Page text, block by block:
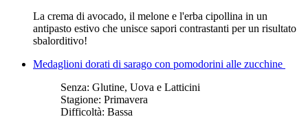
La crema di avocado, il melone e l'erba cipollina in un
antipasto estivo che unisce sapori contrastanti per un risultato
sbalorditivo!
Medaglioni dorati di sarago con pomodorini alle zucchine
Senza: Glutine, Uova e Latticini
Stagione: Primavera
Difficoltà: Bassa